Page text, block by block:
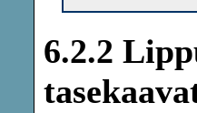
6.2.2